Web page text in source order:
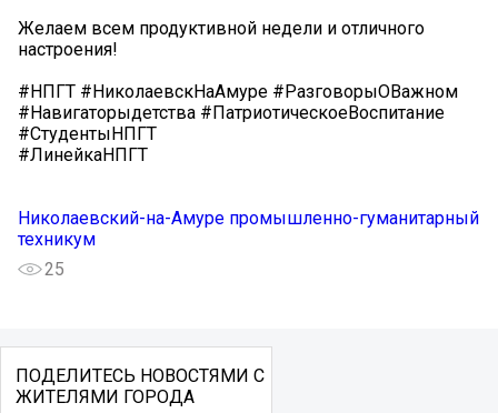
Желаем всем продуктивной недели и отличного
настроения!
#НПГТ #НиколаевскНаАмуре #РазговорыОВажном
#Навигаторыдетства #ПатриотическоеВоспитание
#СтудентыНПГТ
#ЛинейкаНПГТ
Николаевский-на-Амуре промышленно-гуманитарный
техникум
25
ПОДЕЛИТЕСЬ НОВОСТЯМИ С
ЖИТЕЛЯМИ ГОРОДА